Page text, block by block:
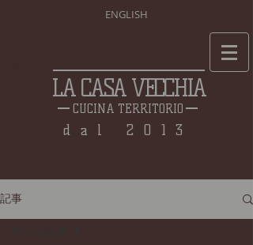
ENGLISH
LA CASA VECCHIA
CUCINA TERRITORIO
dal 2013
記事